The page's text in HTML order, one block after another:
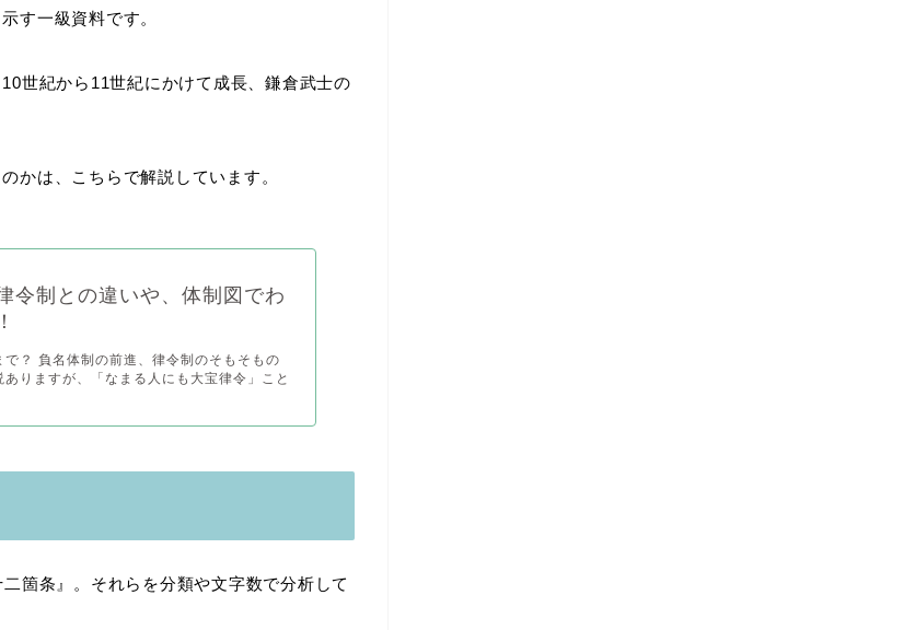
す一級資料です。
世紀から11世紀にかけて成長、鎌倉武士の
かは、こちらで解説しています。
令制との違いや、体制図でわ
？ 負名体制の前進、律令制のそもそもの
りますが、「なまる人にも大宝律令」こと
箇条』。それらを分類や文字数で分析して